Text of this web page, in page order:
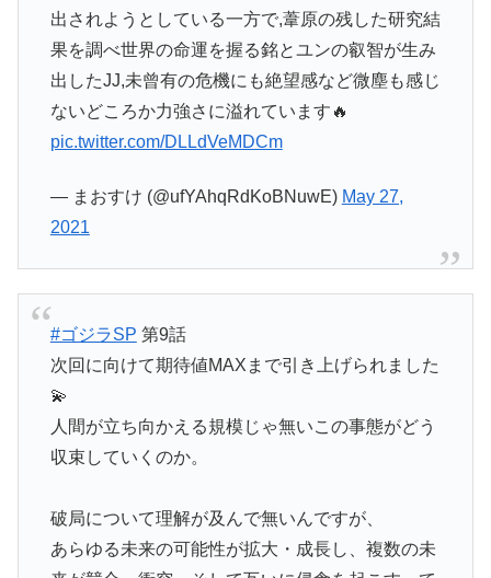
出されようとしている一方で,葦原の残した研究結
果を調べ世界の命運を握る銘とユンの叡智が生み
出したJJ,未曾有の危機にも絶望感など微塵も感じ
ないどころか力強さに溢れています🔥
pic.twitter.com/DLLdVeMDCm
— まおすけ (@ufYAhqRdKoBNuwE) May 27,
2021
#ゴジラSP 第9話
次回に向けて期待値MAXまで引き上げられました
💫
人間が立ち向かえる規模じゃ無いこの事態がどう
収束していくのか。
破局について理解が及んで無いんですが、
あらゆる未来の可能性が拡大・成長し、複数の未